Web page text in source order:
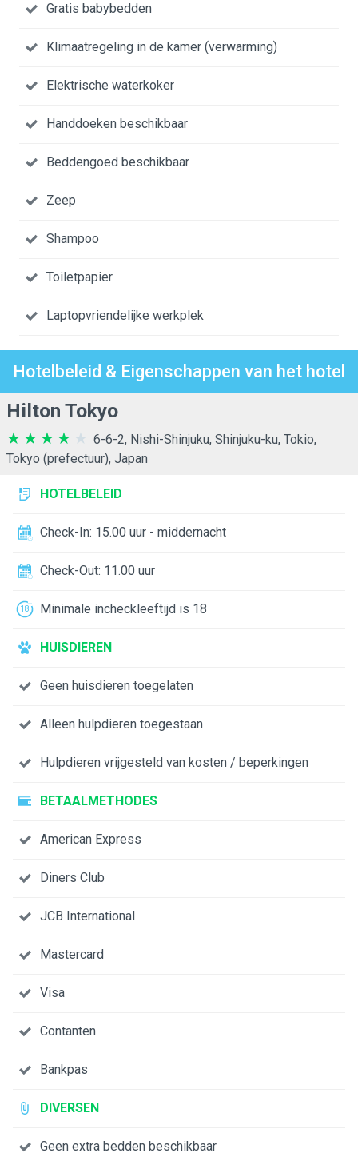
Gratis babybedden
Klimaatregeling in de kamer (verwarming)
Elektrische waterkoker
Handdoeken beschikbaar
Beddengoed beschikbaar
Zeep
Shampoo
Toiletpapier
Laptopvriendelijke werkplek
Hotelbeleid & Eigenschappen van het hotel
Hilton Tokyo
6-6-2, Nishi-Shinjuku, Shinjuku-ku, Tokio,
Tokyo (prefectuur), Japan
HOTELBELEID
Check-In: 15.00 uur - middernacht
Check-Out: 11.00 uur
Minimale incheckleeftijd is 18
HUISDIEREN
Geen huisdieren toegelaten
Alleen hulpdieren toegestaan
Hulpdieren vrijgesteld van kosten / beperkingen
BETAALMETHODES
American Express
Diners Club
JCB International
Mastercard
Visa
Contanten
Bankpas
DIVERSEN
Geen extra bedden beschikbaar